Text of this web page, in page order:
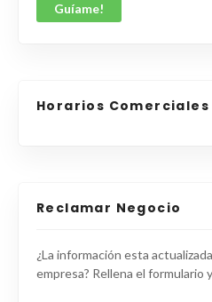
Guíame!
Horarios Comerciales
Reclamar Negocio
¿La información esta
empresa? Rellena el formulario